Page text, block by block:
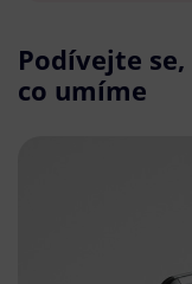
Podívejte se,
co umíme